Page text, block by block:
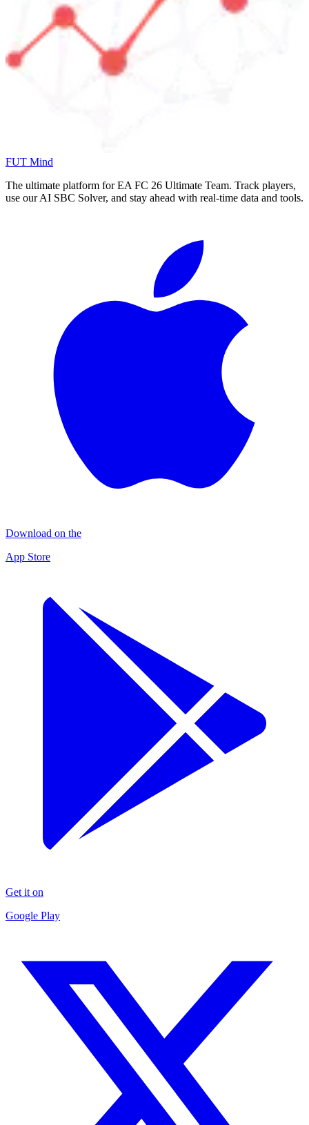
FUT Mind
The ultimate platform for EA FC 26 Ultimate Team. Track players,
use our AI SBC Solver, and stay ahead with real-time data and tools.
Download on the
App Store
Get it on
Google Play